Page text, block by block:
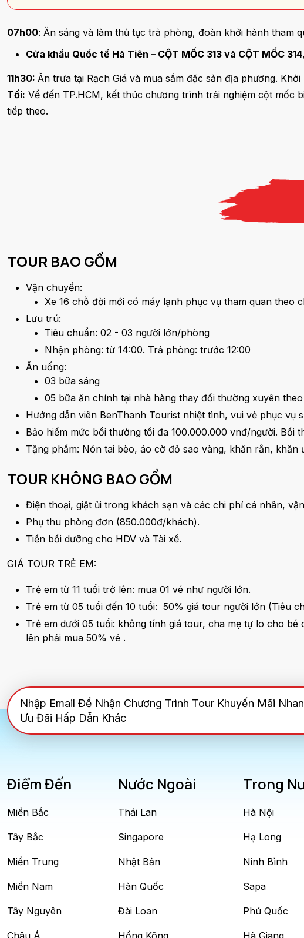
07h00: Ăn sáng và làm thủ tục trả phòng, đoàn khởi hành tham
Cửa khẩu Quốc tế Hà Tiên – CỘT MỐC 313 và CỘT MỐC 314
11h30: Ăn trưa tại Rạch Giá và mua sắm đặc sản địa phương. Khởi
Tối: Về đến TP.HCM, kết thúc chương trình trải nghiệm cột mốc
tiếp theo.
TOUR BAO GỒM
Vận chuyển:
Xe 16 chỗ đời mới có máy lạnh phục vụ tham quan theo
Lưu trú:
Tiêu chuẩn: 02 - 03 người lớn/phòng
Nhận phòng: từ 14:00. Trả phòng: trước 12:00
Ăn uống:
03 bữa sáng
05 bữa ăn chính tại nhà hàng thay đổi thường xuyên
Hướng dẫn viên BenThanh Tourist nhiệt tình, vui vẻ phục vụ
Bảo hiểm mức bồi thường tối đa 100.000.000 vnđ/người. Bồi
Tặng phẩm: Nón tai bèo, áo cờ đỏ sao vàng, khăn rằn,
TOUR KHÔNG BAO GỒM
Điện thoại, giặt ủi trong khách sạn và các chi phí cá nhân,
Phụ thu phòng đơn (850.000đ/khách).
Tiền bồi dưỡng cho HDV và Tài xế.
GIÁ TOUR TRẺ EM:
Trẻ em từ 11 tuổi trở lên: mua 01 vé như người lớn.
Trẻ em từ 05 tuổi đến 10 tuổi: 50% giá tour người lớn (Tiêu
Trẻ em dưới 05 tuổi: không tính giá tour, cha mẹ tự lo cho
lên phải mua 50% vé .
Nhập Email Để Nhận Chương Trình Tour Khuyến Mãi
Ưu Đãi Hấp Dẫn Khác
Điểm Đến
Miền Bắc
Tây Bắc
Miền Trung
Miền Nam
Tây Nguyên
Nước Ngoài
Thái Lan
Singapore
Nhật Bản
Hàn Quốc
Đài Loan
Trong
Hà Nội
Hạ Long
Ninh Bình
Sapa
Phú Quốc